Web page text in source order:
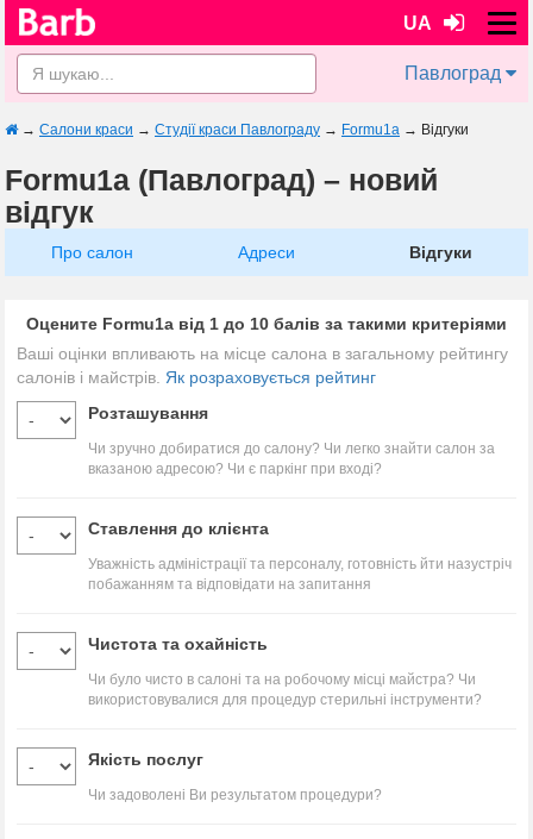
UA
Павлоград
→ Салони краси → Студії краси Павлограду → Formu1a → Відгуки
Formu1a (Павлоград) – новий
відгук
Про салон Адреси Відгуки
Оцените Formu1a від 1 до 10 балів за такими критеріями
Ваші оцінки впливають на місце салона в загальному рейтингу
салонів і майстрів. Як розраховується рейтинг
Розташування
Чи зручно добиратися до салону? Чи легко знайти салон за
вказаною адресою? Чи є паркінг при вході?
Ставлення до клієнта
Уважність адміністрації та персоналу, готовність йти назустріч
побажанням та відповідати на запитання
Чистота та охайність
Чи було чисто в салоні та на робочому місці майстра? Чи
використовувалися для процедур стерильні інструменти?
Якість послуг
Чи задоволені Ви результатом процедури?